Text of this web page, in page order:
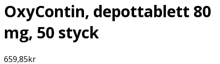
OxyContin, depottablett 80
mg, 50 styck
659,85kr